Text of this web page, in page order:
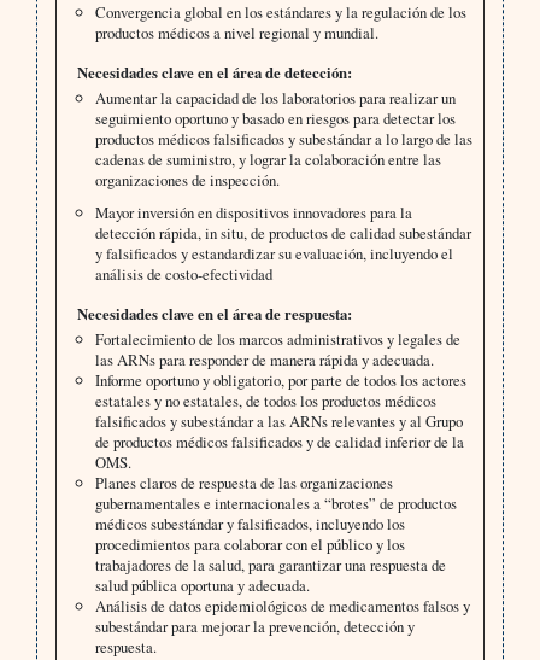
Convergencia global en los estándares y la regulación de los
productos médicos a nivel regional y mundial.
Necesidades clave en el área de detección:
Aumentar la capacidad de los laboratorios para realizar un
seguimiento oportuno y basado en riesgos para detectar los
productos médicos falsificados y subestándar a lo largo de las
cadenas de suministro, y lograr la colaboración entre las
organizaciones de inspección.
Mayor inversión en dispositivos innovadores para la
detección rápida, in situ, de productos de calidad subestándar
y falsificados y estandardizar su evaluación, incluyendo el
análisis de costo-efectividad
Necesidades clave en el área de respuesta:
Fortalecimiento de los marcos administrativos y legales de
las ARNs para responder de manera rápida y adecuada.
Informe oportuno y obligatorio, por parte de todos los actores
estatales y no estatales, de todos los productos médicos
falsificados y subestándar a las ARNs relevantes y al Grupo
de productos médicos falsificados y de calidad inferior de la
OMS.
Planes claros de respuesta de las organizaciones
gubernamentales e internacionales a “brotes” de productos
médicos subestándar y falsificados, incluyendo los
procedimientos para colaborar con el público y los
trabajadores de la salud, para garantizar una respuesta de
salud pública oportuna y adecuada.
Análisis de datos epidemiológicos de medicamentos falsos y
subestándar para mejorar la prevención, detección y
respuesta.